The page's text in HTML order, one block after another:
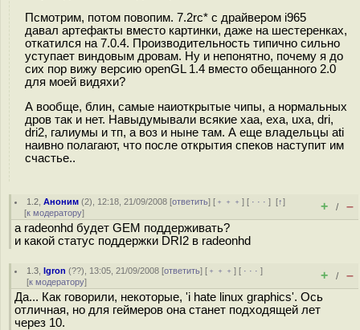
Псмотрим, потом повопим. 7.2rc* с драйвером i965
давал артефакты вместо картинки, даже на шестеренках,
откатился на 7.0.4. Производительность типично сильно
уступает виндовым дровам. Ну и непонятно, почему я до
сих пор вижу версию openGL 1.4 вместо обещанного 2.0
для моей видяхи?
А вообще, блин, самые наиоткрытые чипы, а нормальных
дров так и нет. Навыдумывали всякие xaa, exa, uxa, dri,
dri2, галиумы и тп, а воз и ныне там. А еще владельцы ati
наивно полагают, что после открытия спеков наступит им
счастье..
1.2 ,Аноним (2), 12:18, 21/09/2008 [ответить] [ ﹢﹢﹢] [ · · ·][↑]
[к модератору] + / –
а radeonhd будет GEM поддерживать?
и какой статус поддержки DRI2 в radeonhd
1.3 ,Igron (??), 13:05, 21/09/2008 [ответить] [ ﹢﹢﹢] [ · · ·]
[к модератору] + / –
Да... Как говорили, некоторые, 'i hate linux graphics'. Ось
отличная, но для геймеров она станет подходящей лет
через 10.